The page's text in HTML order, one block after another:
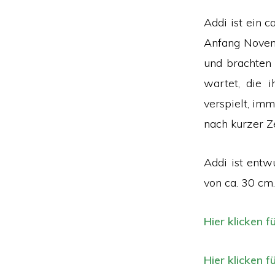
Addi ist ein
Anfang
und
wartet, die
verspielt,
nach kurzer
Addi ist
von ca. 30 cm.
Hier klicken
Hier klicken